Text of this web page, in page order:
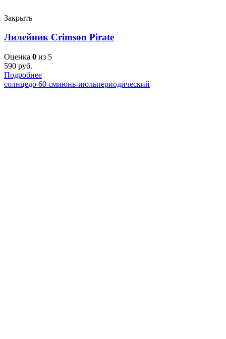
Закрыть
Лилейник Crimson Pirate
Оценка 0 из 5
590 руб.
Подробнее
солнцедо 60 смиюнь-июльпериодический